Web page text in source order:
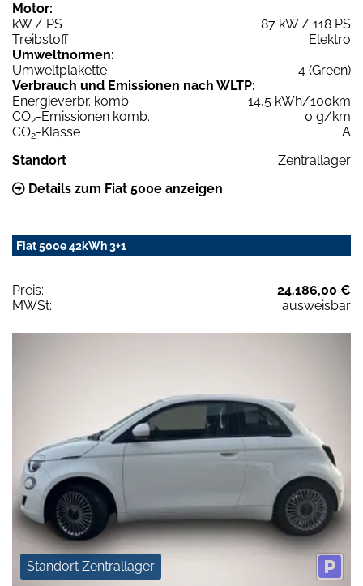
Motor:
kW / PS
87 kW / 118 PS
Treibstoff
Elektro
Umweltnormen:
Umweltplakette
4 (Green)
Verbrauch und Emissionen nach WLTP:
Energieverbr. komb.
14,5 kWh/100km
CO2-Emissionen komb.
0 g/km
CO2-Klasse
A
Standort
Zentrallager
Details zum Fiat 500e anzeigen
Fiat 500e 42kWh 3+1
Preis:
24.186,00 €
MWSt:
ausweisbar
Standort Zentrallager